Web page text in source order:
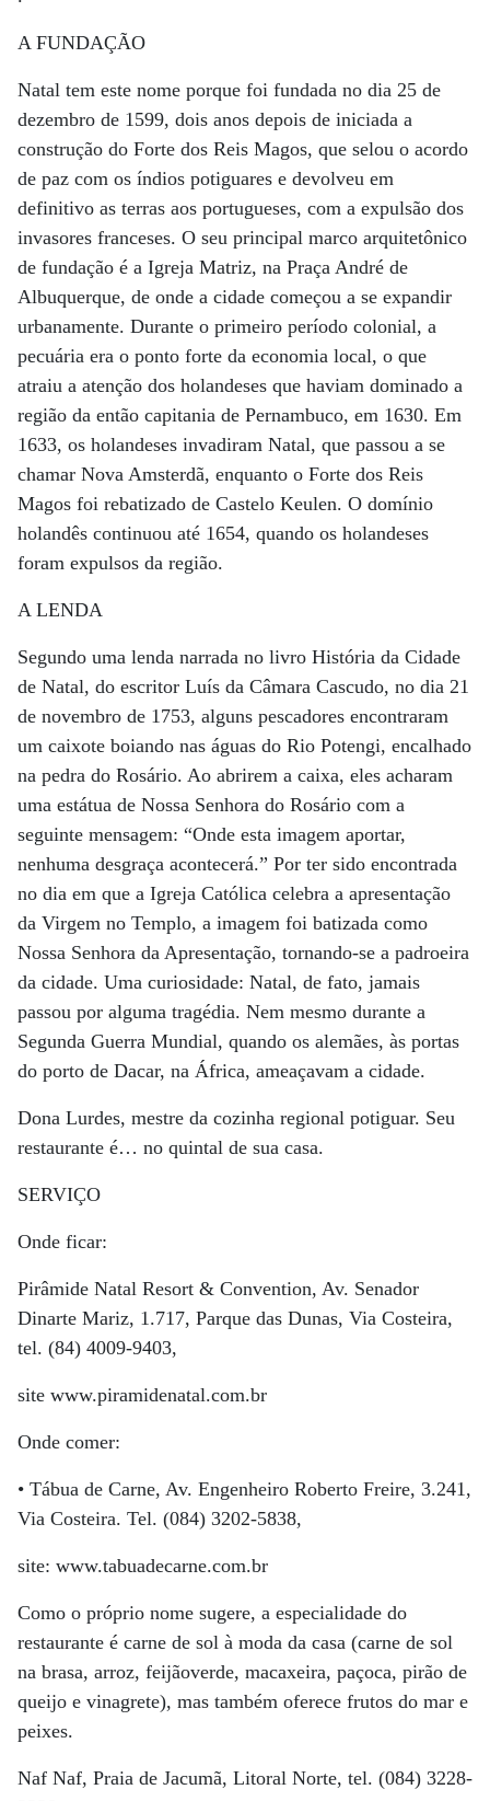
A FUNDAÇÃO
Natal tem este nome porque foi fundada no dia 25 de
dezembro de 1599, dois anos depois de iniciada a
construção do Forte dos Reis Magos, que selou o acordo
de paz com os índios potiguares e devolveu em
definitivo as terras aos portugueses, com a expulsão dos
invasores franceses. O seu principal marco arquitetônico
de fundação é a Igreja Matriz, na Praça André de
Albuquerque, de onde a cidade começou a se expandir
urbanamente. Durante o primeiro período colonial, a
pecuária era o ponto forte da economia local, o que
atraiu a atenção dos holandeses que haviam dominado a
região da então capitania de Pernambuco, em 1630. Em
1633, os holandeses invadiram Natal, que passou a se
chamar Nova Amsterdã, enquanto o Forte dos Reis
Magos foi rebatizado de Castelo Keulen. O domínio
holandês continuou até 1654, quando os holandeses
foram expulsos da região.
A LENDA
Segundo uma lenda narrada no livro História da Cidade
de Natal, do escritor Luís da Câmara Cascudo, no dia 21
de novembro de 1753, alguns pescadores encontraram
um caixote boiando nas águas do Rio Potengi, encalhado
na pedra do Rosário. Ao abrirem a caixa, eles acharam
uma estátua de Nossa Senhora do Rosário com a
seguinte mensagem: “Onde esta imagem aportar,
nenhuma desgraça acontecerá.” Por ter sido encontrada
no dia em que a Igreja Católica celebra a apresentação
da Virgem no Templo, a imagem foi batizada como
Nossa Senhora da Apresentação, tornando-se a padroeira
da cidade. Uma curiosidade: Natal, de fato, jamais
passou por alguma tragédia. Nem mesmo durante a
Segunda Guerra Mundial, quando os alemães, às portas
do porto de Dacar, na África, ameaçavam a cidade.
Dona Lurdes, mestre da cozinha regional potiguar. Seu
restaurante é… no quintal de sua casa.
SERVIÇO
Onde ficar:
Pirâmide Natal Resort & Convention, Av. Senador
Dinarte Mariz, 1.717, Parque das Dunas, Via Costeira,
tel. (84) 4009-9403,
site www.piramidenatal.com.br
Onde comer:
• Tábua de Carne, Av. Engenheiro Roberto Freire, 3.241,
Via Costeira. Tel. (084) 3202-5838,
site: www.tabuadecarne.com.br
Como o próprio nome sugere, a especialidade do
restaurante é carne de sol à moda da casa (carne de sol
na brasa, arroz, feijãoverde, macaxeira, paçoca, pirão de
queijo e vinagrete), mas também oferece frutos do mar e
peixes.
Naf Naf, Praia de Jacumã, Litoral Norte, tel. (084) 3228-